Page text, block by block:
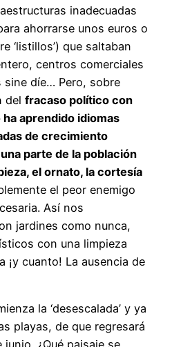
inadecuadas
ahorrarse unos euros o
‘listillos’) que saltaban
centros comerciales
díe… Pero, sobre
del fracaso político con
aprendido idiomas
de crecimiento
parte de la población
el ornato, la cortesía
el peor enemigo
Así nos
jardines como nunca,
con una limpieza
¡y cuanto! La ausencia de
la ‘desescalada’ y ya
playas, de que regresará